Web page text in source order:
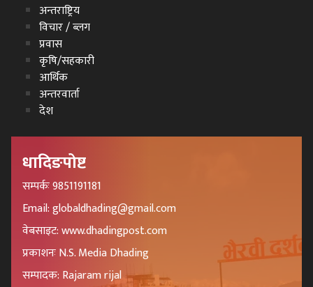
अन्तराष्ट्रिय
विचार / ब्लग
प्रवास
कृषि/सहकारी
आर्थिक
अन्तरवार्ता
देश
धादिङपोष्ट
सम्पर्कः 9851191181
Email: globaldhading@gmail.com
वेबसाइट: www.dhadingpost.com
प्रकाशनः N.S. Media Dhading
सम्पादक: Rajaram rijal